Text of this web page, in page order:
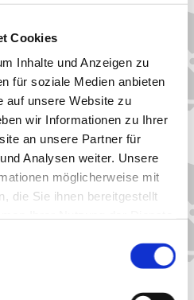
Cookies
Inhalte und Anzeigen zu
für soziale Medien anbieten
auf unsere Website zu
wir Informationen zu Ihrer
an unsere Partner für
Analysen weiter. Unsere
möglicherweise mit
die Sie ihnen bereitgestellt
mit einer
wenden Sie sich
vorheran
Überblick:
(60 min)